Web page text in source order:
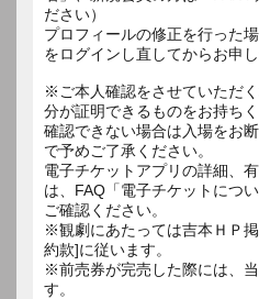
ださい）
プロフィールの修正を行った
をログインし直してからお申
※ご本人確認をさせていただ
分が証明できるものをお持ちく
確認できない場合は入場をお
で予めご了承ください。
電子チケットアプリの詳細、
は、FAQ「電子チケットにつ
ご確認ください。
※観劇にあたっては吉本ＨＰ
約款]に従います。
※前売券が完売した際には、
す。